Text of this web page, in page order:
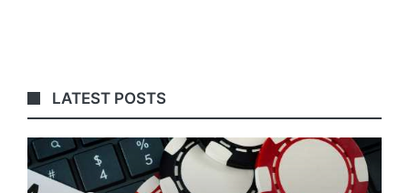
LATEST POSTS